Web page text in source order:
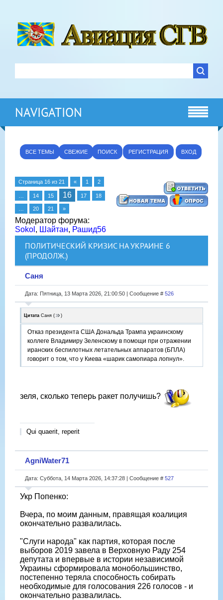
NAVIGATION
ВСЕ ТЕМЫ СВЕЖИЕ ПОИСК РЕГИСТРАЦИЯ ВХОД
Страница 16 из 21 « 1 2
14 15 16 17 18
20 21 »
Модератор форума:
Sokol , Шайтан, Рашид56
ПОЛИТИЧЕСКИЙ КРИЗИС НА УКРАИНЕ 6
(ПРОДОЛЖ.)
Саня
Дата: Пятница, 13 Марта 2026, 21:00:50 | Сообщение # 526
Цитата Саня ( )
Отказ президента США Дональда Трампа украинскому
коллеге Владимиру Зеленскому в помощи при отражении
иранских беспилотных летательных аппаратов (БПЛА)
говорит о том, что у Киева «шарик самопиара лопнул».
зеля, сколько теперь ракет получишь?
Qui quaerit, reperit
AgniWater71
Дата: Суббота, 14 Марта 2026, 14:37:28 | Сообщение # 527
Укр Попенко:
Вчера, по моим данным, правящая коалиция
окончательно развалилась.
"Слуги народа" как партия, которая после
выборов 2019 завела в Верховную Раду 254
депутата и впервые в истории независимой
Украины сформировала монобольшинство,
постепенно теряла способность собирать
необходимые для голосования 226 голосов - и
окончательно развалилась.